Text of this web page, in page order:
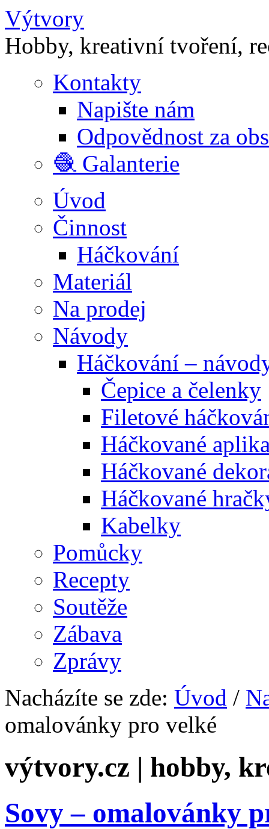
Výtvory
Hobby, kreativní tvoření,
Kontakty
Napište nám
Odpovědnost za
🧶 Galanterie
Úvod
Činnost
Háčkování
Materiál
Na prodej
Návody
Háčkování –
Čepice a čelenky
Filetové
Háčkované
Háčkované
Háčkované
Kabelky
Pomůcky
Recepty
Soutěže
Zábava
Zprávy
Nacházíte se zde: Úvod /
omalovánky pro velké
výtvory.cz | hobby,
Sovy – omalovánky